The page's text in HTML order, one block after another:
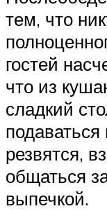
тем, что
гостей
что из
сладкий
резвятся,
общаться
выпечкой.